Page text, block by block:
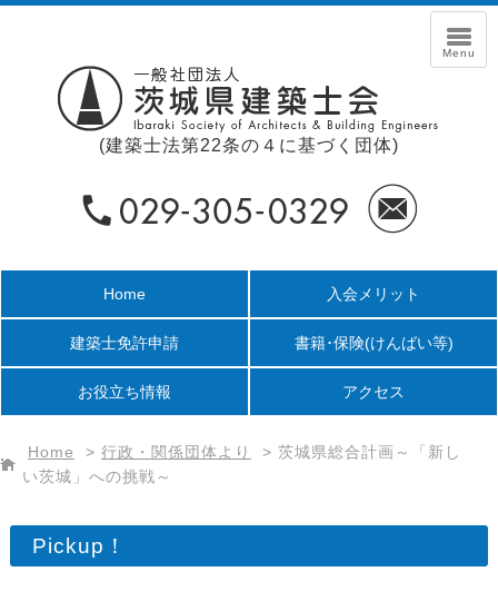
(建築士法第22条の４に基づく団体)
Home 入会メリット
建築士免許申請 書籍･保険(けんばい等)
お役立ち情報 アクセス
Home > 行政・関係団体より > 茨城県総合計画～「新し
い茨城」への挑戦～
Pickup！